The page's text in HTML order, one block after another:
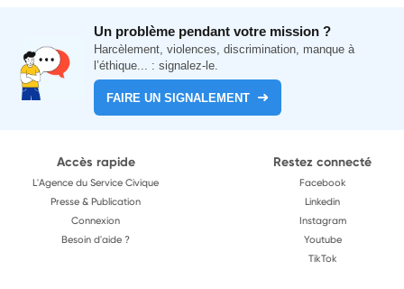
Un problème pendant votre mission ?
Harcèlement, violences, discrimination, manque à
l’éthique... : signalez-le.
FAIRE UN SIGNALEMENT
Accès rapide
L'Agence du Service Civique
Presse & Publication
Connexion
Besoin d'aide ?
Restez connecté
Facebook
Linkedin
Instagram
Youtube
TikTok